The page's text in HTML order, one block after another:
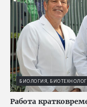
БИОЛОГИЯ,
Работа